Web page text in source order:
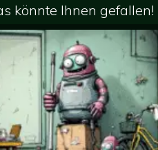
könnte Ihnen gefallen!